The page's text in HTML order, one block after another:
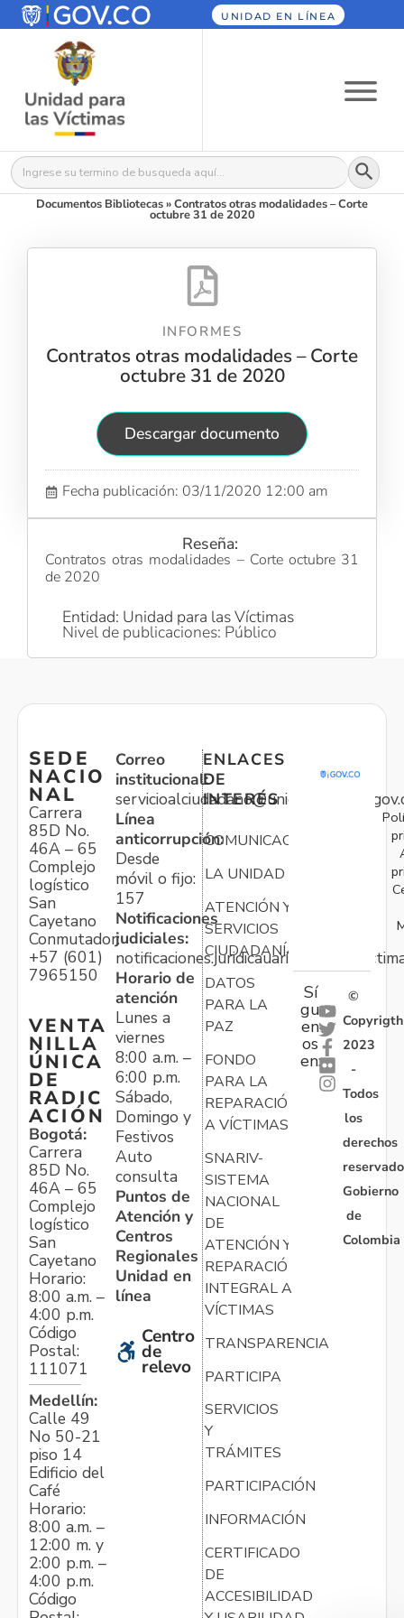
UNIDAD EN LÍNEA
Buscar: Botón
Documentos Bibliotecas»Contratos otras modalidades – Corte
octubre 31 de 2020
INFORMES
Contratos otras modalidades – Corte
octubre 31 de 2020
Descargar documento
Fecha publicación: 03/11/2020 12:00 am
Reseña:
Contratos otras modalidades – Corte octubre 31
de 2020
Entidad: Unidad para las Víctimas
Nivel de publicaciones: Público
SEDE
NACIO
NAL
Carrera
85D No.
46A – 65
Complejo
logístico
San
Cayetano
Conmutador:
+57 (601)
7965150
VENTA
NILLA
ÚNICA
DE
RADIC
ACIÓN
Bogotá:
Carrera
85D No.
46A – 65
Complejo
logístico
San
Cayetano
Horario:
8:00 a.m. –
4:00 p.m.
Código
Postal:
111071
Medellín:
Calle 49
No 50-21
piso 14
Edificio del
Café
Horario:
8:00 a.m. –
12:00 m. y
2:00 p.m. –
4:00 p.m.
Código
Correo
institucional:
Línea
anticorrupción:
Desde
móvil o fijo:
157
Notificaciones
judiciales:
Horario de
atención
Lunes a
viernes
8:00 a.m. –
6:00 p.m.
Sábado,
Domingo y
Festivos
Auto
consulta
Puntos de
Atención y
Centros
Regionales
Unidad en
línea
Centro
de
relevo
ENLACES
DE
INTERÉS
COMUNICACIONES
LA UNIDAD
ATENCIÓN Y
SERVICIOS
CIUDADANÍA
DATOS
PARA LA
PAZ
FONDO
PARA LA
REPARACIÓN
A VÍCTIMAS
SNARIV-
SISTEMA
NACIONAL
DE
ATENCIÓN Y
REPARACIÓN
INTEGRAL A
VÍCTIMAS
TRANSPARENCIA
PARTICIPA
SERVICIOS
Y
TRÁMITES
PARTICIPACIÓN
INFORMACIÓN
CERTIFICADO
DE
ACCESIBILIDAD
Sí
gu
en
os
en:
©
Copyrigth
2023
-
Todos
los
derechos
Gobierno
de
Colombia